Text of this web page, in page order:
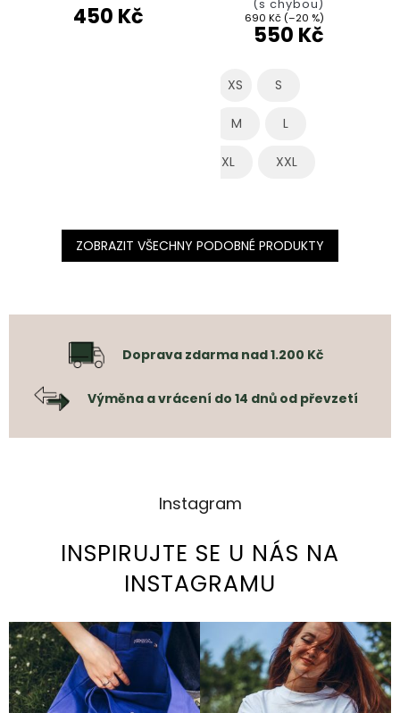
450 Kč (s chybou)
690 Kč (–20 %)
550 Kč
XS S
M L
XL XXL
ZOBRAZIT VŠECHNY PODOBNÉ PRODUKTY
Doprava zdarma nad 1.200 Kč
Výměna a vrácení do 14 dnů od převzetí
Instagram
INSPIRUJTE SE U NÁS NA
INSTAGRAMU